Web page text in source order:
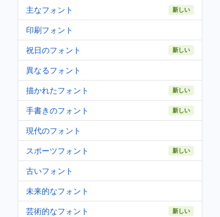
主なフォント 新しい
印刷フォント
祝日のフォント
新しい
異なるフォント
描かれたフォント
新しい
手書きのフォント 新しい
現代のフォント
スポーツフォント
新しい
古いフォント
未来的なフォント
芸術的なフォント
新しい